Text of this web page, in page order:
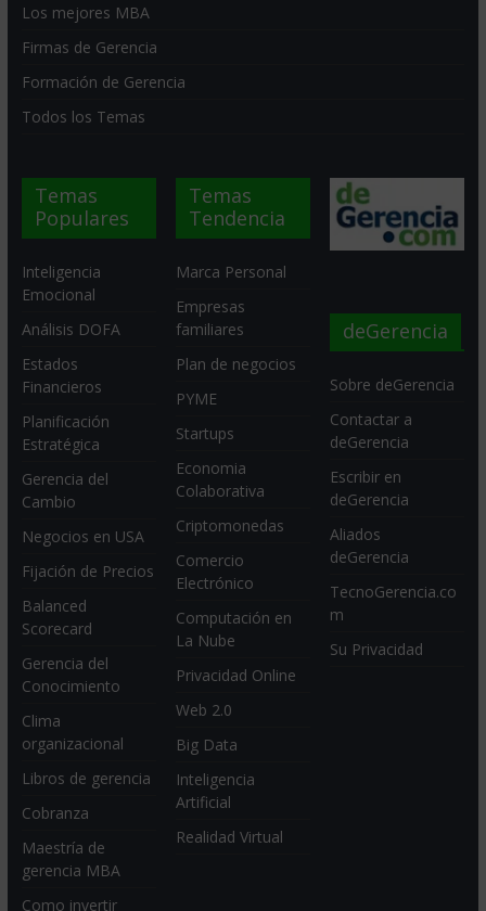
Los mejores MBA
Firmas de Gerencia
Formación de Gerencia
Todos los Temas
Temas
Populares
Inteligencia
Emocional
Análisis DOFA
Estados
Financieros
Planificación
Estratégica
Gerencia del
Cambio
Negocios en USA
Fijación de Precios
Balanced
Scorecard
Gerencia del
Conocimiento
Clima
organizacional
Libros de gerencia
Cobranza
Maestría de
gerencia MBA
Como invertir
Temas
Tendencia
Marca Personal
Empresas
familiares
Plan de negocios
PYME
Startups
Economia
Colaborativa
Criptomonedas
Comercio
Electrónico
Computación en
La Nube
Privacidad Online
Web 2.0
Big Data
Inteligencia
Artificial
Realidad Virtual
deGerencia
Sobre deGerencia
Contactar a
deGerencia
Escribir en
deGerencia
Aliados
deGerencia
TecnoGerencia.co
m
Su Privacidad